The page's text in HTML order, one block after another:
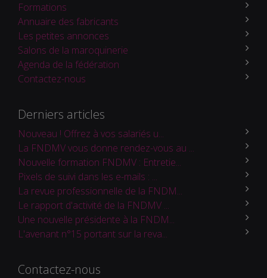
Formations
Annuaire des fabricants
Les petites annonces
Salons de la maroquinerie
Agenda de la fédération
Contactez-nous
Derniers articles
Nouveau ! Offrez à vos salariés u...
La FNDMV vous donne rendez-vous au ...
Nouvelle formation FNDMV : Entretie...
Pixels de suivi dans les e-mails : ...
La revue professionnelle de la FNDM...
Le rapport d'activité de la FNDMV ...
Une nouvelle présidente à la FNDM...
L'avenant n°15 portant sur la reva...
Contactez-nous